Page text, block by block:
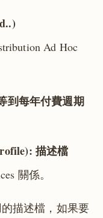
Ad Hoc
到每年付費週期
描述檔
關係。
描述檔，如果要